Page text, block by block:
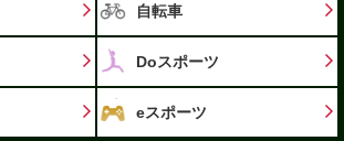
自転車
Doスポーツ
eスポーツ